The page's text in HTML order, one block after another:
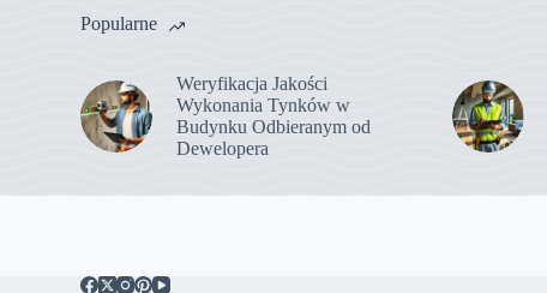
Popularne
Weryfikacja Jakości
Wykonania Tynków w
Budynku Odbieranym od
Dewelopera